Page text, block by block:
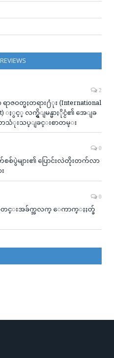
2
ရာဇဝတ္မႈတရား႐ံုး (International
ႏွင့္ လက္ရွိျမန္မာႏိုင္ငံ၏ အေျခ
သံုးသပ္ျခင္းစာတမ္း
0
စ်ပွဲများ၏ ပြောင်းလဲတိုးတက်လာ
0
င္းအခ်က္အလက္ ေကာက္ႏႈတ္ခ်